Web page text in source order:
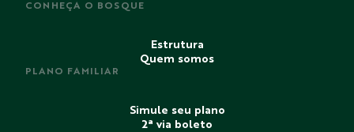
CONHEÇA O BOSQUE
Estrutura
Quem somos
PLANO FAMILIAR
Simule seu plano
2ª via boleto